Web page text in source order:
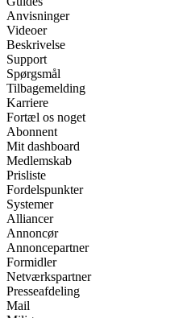
Anvisninger
Videoer
Beskrivelse
Support
Spørgsmål
Tilbagemelding
Karriere
Fortæl os noget
Abonnent
Mit dashboard
Medlemskab
Prisliste
Fordelspunkter
Systemer
Alliancer
Annoncør
Annoncepartner
Formidler
Netværkspartner
Presseafdeling
Mail